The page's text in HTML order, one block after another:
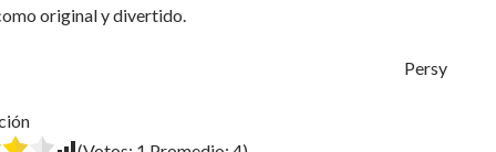
original y divertido.
Persy